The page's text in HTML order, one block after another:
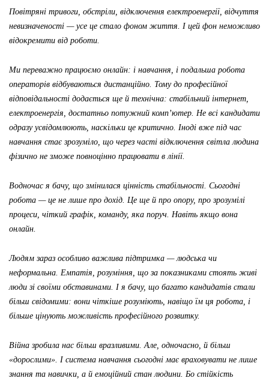
Повітряні тривоги, обстріли, відключення електроенергії, відчуття
невизначеності — усе це стало фоном життя. І цей фон неможливо
відокремити від роботи.
Ми переважно працюємо онлайн: і навчання, і подальша робота
операторів відбуваються дистанційно. Тому до професійної
відповідальності додається ще й технічна: стабільний інтернет,
електроенергія, достатньо потужний комп’ютер. Не всі кандидати
одразу усвідомлюють, наскільки це критично. Іноді вже під час
навчання стає зрозуміло, що через часті відключення світла людина
фізично не зможе повноцінно працювати в лінії.
Водночас я бачу, що змінилася цінність стабільності. Сьогодні
робота — це не лише про дохід. Це ще й про опору, про зрозумілі
процеси, чіткий графік, команду, яка поруч. Навіть якщо вона
онлайн.
Людям зараз особливо важлива підтримка — людська чи
неформальна. Емпатія, розуміння, що за показниками стоять живі
люди зі своїми обставинами. І я бачу, що багато кандидатів стали
більш свідомими: вони чіткіше розуміють, навіщо їм ця робота, і
більше цінують можливість професійного розвитку.
Війна зробила нас більш вразливими. Але, одночасно, й більш
«дорослими». І система навчання сьогодні має враховувати не лише
знання та навички, а й емоційний стан людини. Бо стійкість